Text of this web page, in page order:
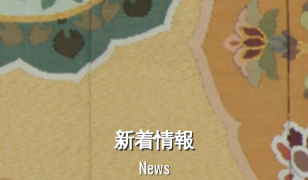
新着情報
News